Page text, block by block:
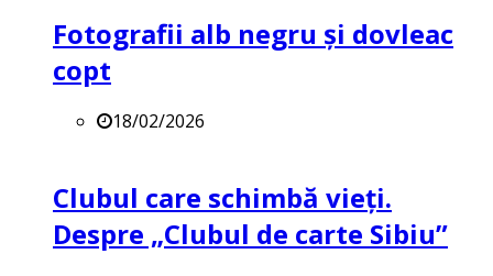
Fotografii alb negru și dovleac
copt
18/02/2026
Clubul care schimbă vieți.
Despre „Clubul de carte Sibiu”